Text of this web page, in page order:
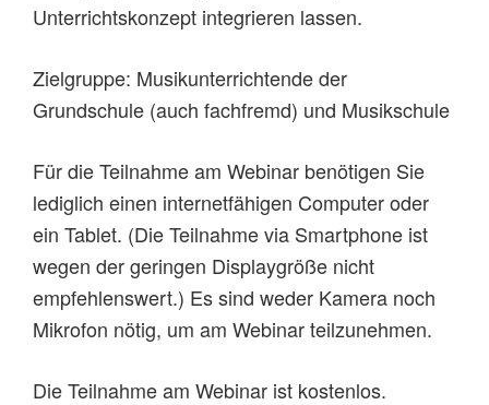
Unterrichtskonzept integrieren lassen.
Zielgruppe: Musikunterrichtende der
Grundschule (auch fachfremd) und Musikschule
Für die Teilnahme am Webinar benötigen Sie
lediglich einen internetfähigen Computer oder
ein Tablet. (Die Teilnahme via Smartphone ist
wegen der geringen Displaygröße nicht
empfehlenswert.) Es sind weder Kamera noch
Mikrofon nötig, um am Webinar teilzunehmen.
Die Teilnahme am Webinar ist kostenlos.